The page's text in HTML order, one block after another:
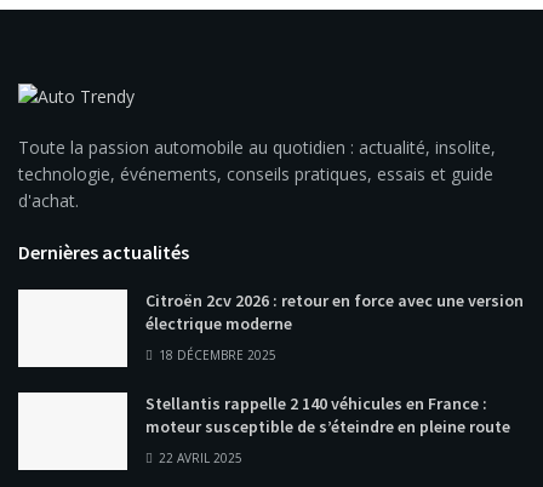
Toute la passion automobile au quotidien : actualité, insolite,
technologie, événements, conseils pratiques, essais et guide
d'achat.
Dernières actualités
Citroën 2cv 2026 : retour en force avec une version
électrique moderne
18 DÉCEMBRE 2025
Stellantis rappelle 2 140 véhicules en France :
moteur susceptible de s’éteindre en pleine route
22 AVRIL 2025